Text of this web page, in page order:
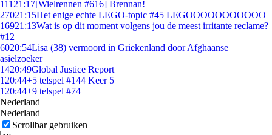
111 21:17[Wielrennen #616] Brennan!
27021:15Het enige echte LEGO-topic #45 LEGOOOOOOOOOOO
16921:13Wat is op dit moment volgens jou de meest irritante reclame?
#12
6020:54Lisa (38) vermoord in Griekenland door Afghaanse
asielzoeker
1420:49Global Justice Report
1 20:44+5 telspel #144 Keer 5 =
1 20:44+9 telspel #74
Nederland
Nederland
Scrollbar gebruiken